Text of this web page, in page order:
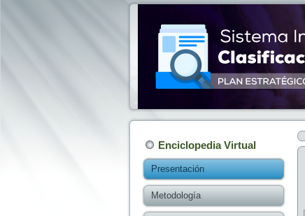
Enciclopedia Virtual
Presentación
Metodología